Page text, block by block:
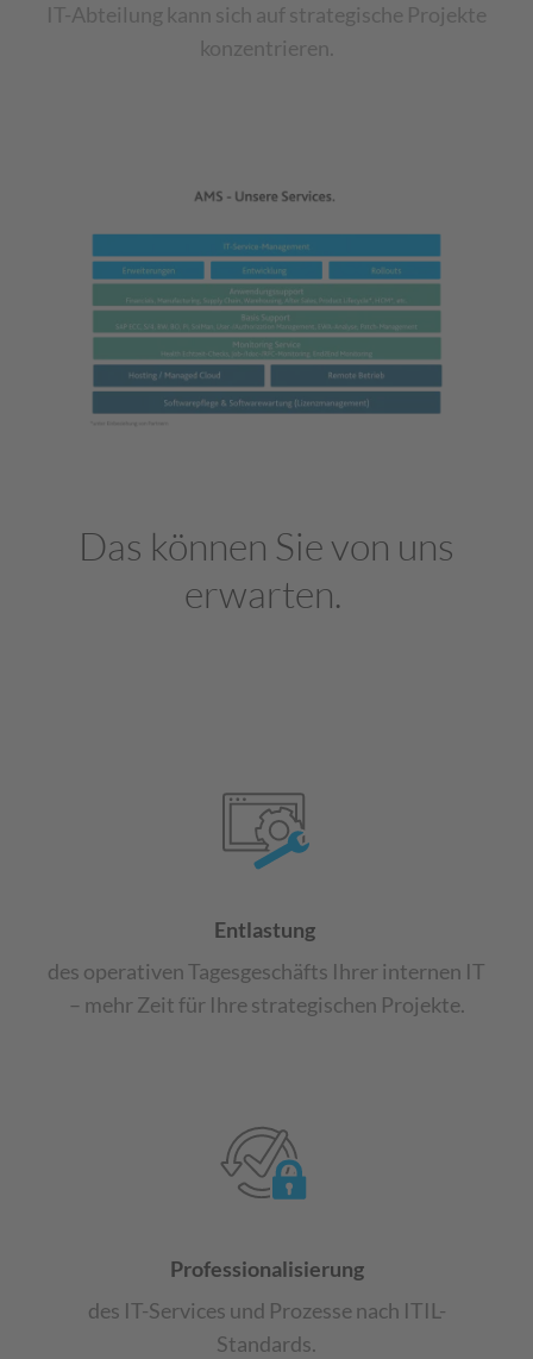
IT-Abteilung kann sich auf strategische Projekte
konzentrieren.
Das können Sie von uns
erwarten.
Entlastung
des operativenTagesgeschäfts Ihrer internen IT
– mehr Zeit für Ihrestrategischen Projekte​.
Professionalisierung
des IT-Services und Prozesse nach ITIL-
Standards.